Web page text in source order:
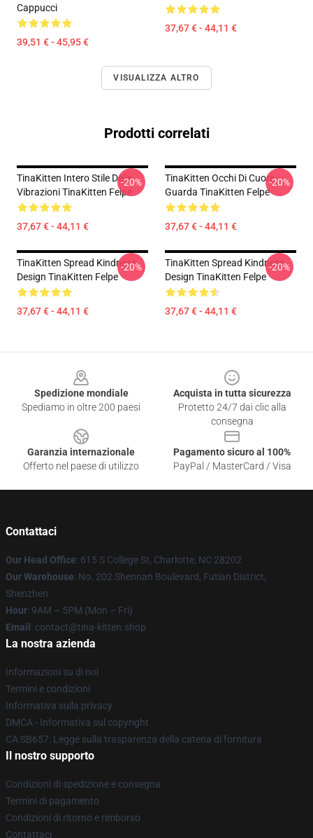
Cappucci
39,51 € - 45,95 €
37,67 € - 44,11 €
VISUALIZZA ALTRO
Prodotti correlati
TinaKitten Intero Stile Delle
Vibrazioni TinaKitten Felpe
37,67 € - 44,11 €
-20%
TinaKitten Occhi Di Cuore
Guarda TinaKitten Felpe
37,67 € - 44,11 €
-20%
TinaKitten Spread Kindness
Design TinaKitten Felpe
37,67 € - 44,11 €
-20%
TinaKitten Spread Kindness
Design TinaKitten Felpe
37,67 € - 44,11 €
-20%
Spedizione mondiale
Spediamo in oltre 200 paesi
Acquista in tutta sicurezza
Protetto 24/7 dai clic alla
consegna
Garanzia internazionale
Offerto nel paese di utilizzo
Pagamento sicuro al 100%
PayPal / MasterCard / Visa
Contattaci
Our Head Office: 615 S College St, Charlotte, NC 28202
Our Warehouse: No. 202 Shennan Boulevard, Futian District,
Shenzhen
Hour: 9AM – 5PM (Mon – Fri)
Email : contact@tina-kitten.shop
La nostra azienda
Informazioni su di noi
Termini e condizioni
Informativa sulla privacy
DMCA - Informativa sul copyright
CA SB657: Legge sulla trasparenza della catena di fornitura
Il nostro supporto
Condizioni di spedizione e consegna
Termini di pagamento
Condizioni di ritorno e rimborso
Contattaci